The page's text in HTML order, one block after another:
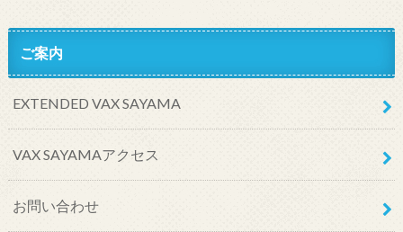
ご案内
EXTENDED VAX SAYAMA
VAX SAYAMAアクセス
お問い合わせ